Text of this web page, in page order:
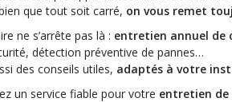
que tout soit carré, on vous remet
ne s’arrête pas là : entretien annuel de
détection préventive de pannes…
des conseils utiles, adaptés à votre
un service fiable pour votre entretien de